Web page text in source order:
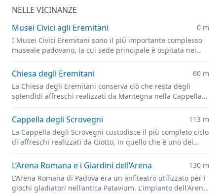
NELLE VICINANZE
Musei Civici agli Eremitani
0 m
I Musei Civici Eremitani sono il più importante complesso
museale padovano, la cui sede principale è ospitata nei
chiostri dell'ex convento dei frati Eremitani, in Piazza
Eremitani.
Chiesa degli Eremitani
60 m
La Chiesa degli Eremitani conserva ciò che resta degli
splendidi affreschi realizzati da Mantegna nella Cappella
Ovetari, parzialmente distrutti dai bombardamenti alleati
del 1944
Cappella degli Scrovegni
113 m
La Cappella degli Scrovegni custodisce il più completo ciclo
di affreschi realizzati da Giotto, in quello che è uno dei
capolavori più importanti dell'arte figurativa di tutti i tempi
L’Arena Romana e i Giardini dell’Arena
130 m
L'Arena Romana di Padova era un anfiteatro utilizzato per i
giochi gladiatori nell'antica Patavium. L'impianto dell'Arena